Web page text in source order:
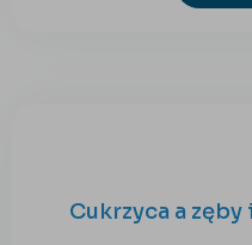
Cukrzyca a